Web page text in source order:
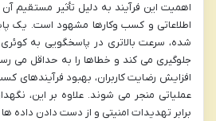
اهمیت این فرآیند به دلیل تأثیر مستقیم
اطلاعاتی و کسب وکارها مشهود است. یک
شده، سرعت بالاتری در پاسخگویی به کوئری
جلوگیری می کند و خطاها را به حداقل می
افزایش رضایت کاربران، بهبود فرآیندهای
عملیاتی منجر می شوند. علاوه بر این،
برابر تهدیدات امنیتی و از دست دادن داده